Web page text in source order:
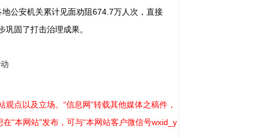
公安机关累计见面劝阻674.7万人次，直接
固了打击治理成果。
点以及立场。“信息网”转载其他媒体之稿件，
“本网站”发布，可与“本网站客户微信号wxid_y